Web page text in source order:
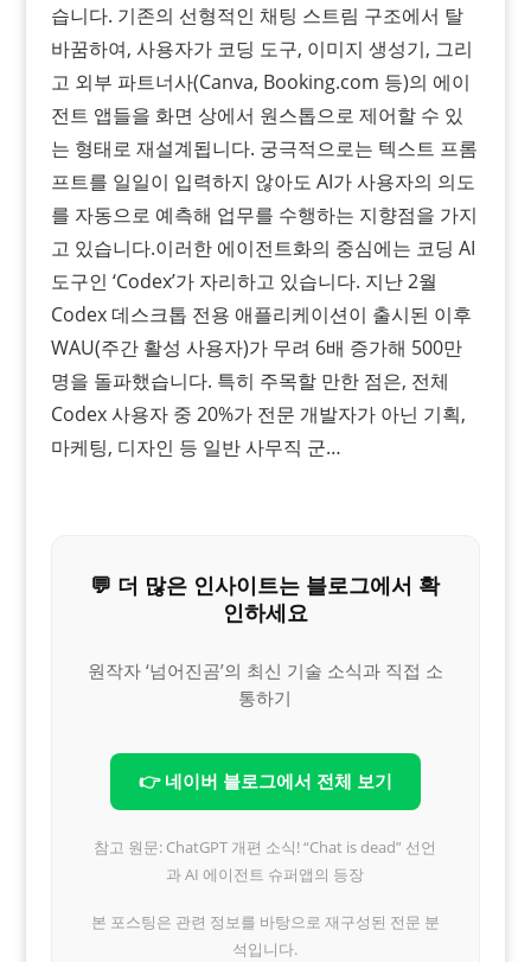
습니다. 기존의 선형적인 채팅 스트림 구조에서 탈
바꿈하여, 사용자가 코딩 도구, 이미지 생성기, 그리
고 외부 파트너사(Canva, Booking.com 등)의 에이
전트 앱들을 화면 상에서 원스톱으로 제어할 수 있
는 형태로 재설계됩니다. 궁극적으로는 텍스트 프롬
프트를 일일이 입력하지 않아도 AI가 사용자의 의도
를 자동으로 예측해 업무를 수행하는 지향점을 가지
고 있습니다.​이러한 에이전트화의 중심에는 코딩 AI
도구인 ‘Codex’가 자리하고 있습니다. 지난 2월
Codex 데스크톱 전용 애플리케이션이 출시된 이후
WAU(주간 활성 사용자)가 무려 6배 증가해 500만
명을 돌파했습니다. 특히 주목할 만한 점은, 전체
Codex 사용자 중 20%가 전문 개발자가 아닌 기획,
마케팅, 디자인 등 일반 사무직 군…
💬 더 많은 인사이트는 블로그에서 확
인하세요
원작자 ‘넘어진곰’의 최신 기술 소식과 직접 소
통하기
👉 네이버 블로그에서 전체 보기
참고 원문: ChatGPT 개편 소식! “Chat is dead” 선언
과 AI 에이전트 슈퍼앱의 등장
본 포스팅은 관련 정보를 바탕으로 재구성된 전문 분
석입니다.